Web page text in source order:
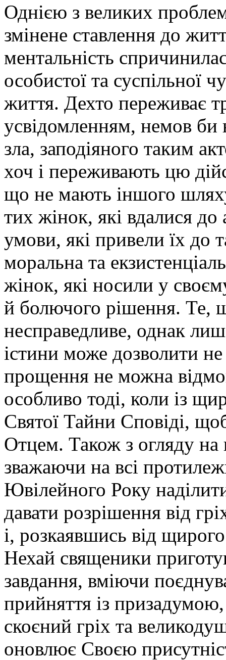
Однією з великих
змінене ставлення до
ментальність
особистої та суспільної
життя. Дехто переживає
усвідомленням, немов би
зла, заподіяного таким
хоч і переживають цю
що не мають іншого
тих жінок, які вдалися
умови, які привели їх до
моральна та
жінок, які носили у
й болючого рішення. Те,
несправедливе, однак
істини може дозволити
прощення не можна
особливо тоді, коли із
Святої Тайни Сповіді,
Отцем. Також з огляду
зважаючи на всі
Ювілейного Року
давати розрішення від
і, розкаявшись від
Нехай священики
завдання, вміючи
прийняття із
скоєний гріх та
оновлює Своєю